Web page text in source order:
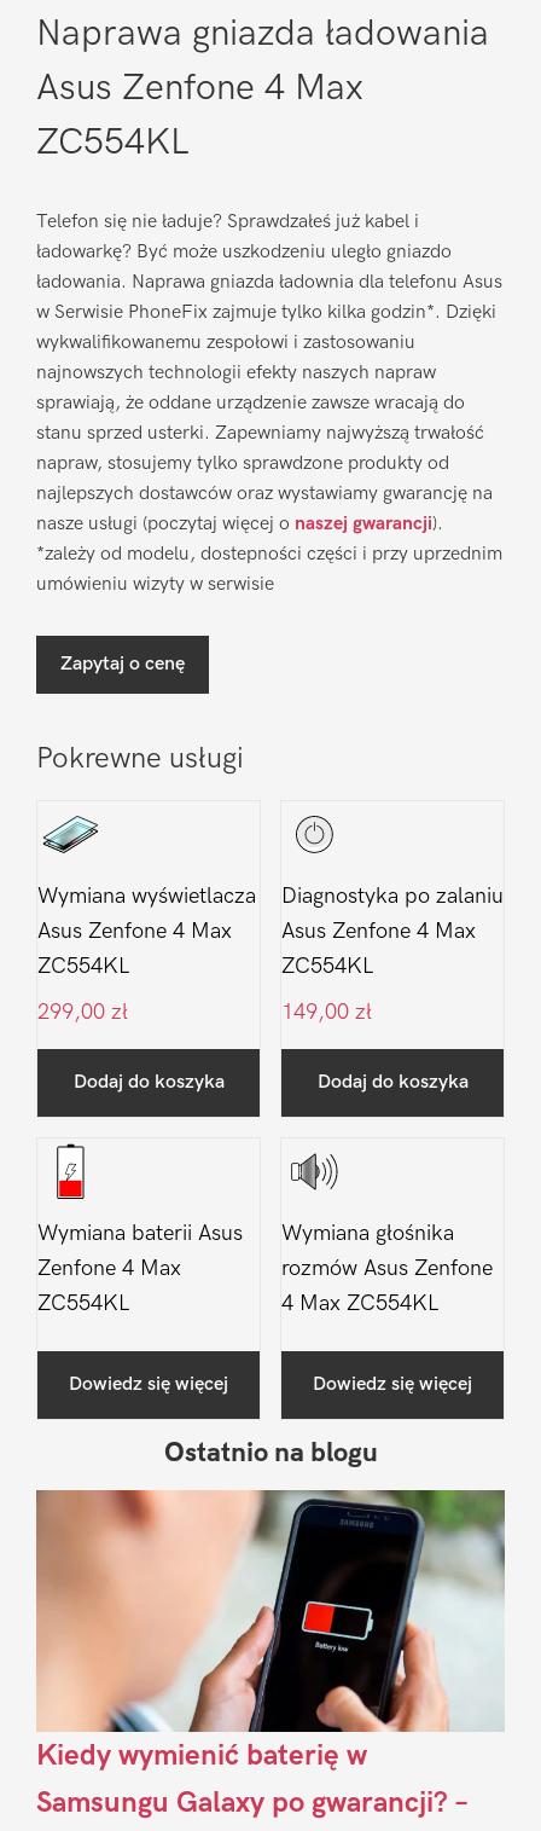
Naprawa gniazda ładowania
Asus Zenfone 4 Max
ZC554KL
Telefon się nie ładuje? Sprawdzałeś już kabel i
ładowarkę? Być może uszkodzeniu uległo gniazdo
ładowania. Naprawa gniazda ładownia dla telefonu Asus
w Serwisie PhoneFix zajmuje tylko kilka godzin*. Dzięki
wykwalifikowanemu zespołowi i zastosowaniu
najnowszych technologii efekty naszych napraw
sprawiają, że oddane urządzenie zawsze wracają do
stanu sprzed usterki. Zapewniamy najwyższą trwałość
napraw, stosujemy tylko sprawdzone produkty od
najlepszych dostawców oraz wystawiamy gwarancję na
nasze usługi (poczytaj więcej o naszej gwarancji).
*zależy od modelu, dostepności części i przy uprzednim
umówieniu wizyty w serwisie
Zapytaj o cenę
Pokrewne usługi
Wymiana wyświetlacza
Asus Zenfone 4 Max
ZC554KL
299,00 zł
Dodaj do koszyka
Diagnostyka po zalaniu
Asus Zenfone 4 Max
ZC554KL
149,00 zł
Dodaj do koszyka
Wymiana baterii Asus
Zenfone 4 Max
ZC554KL
Dowiedz się więcej
Wymiana głośnika
rozmów Asus Zenfone
4 Max ZC554KL
Dowiedz się więcej
Sidebar
Ostatnio na blogu
Kiedy wymienić baterię w
Samsungu Galaxy po gwarancji? –